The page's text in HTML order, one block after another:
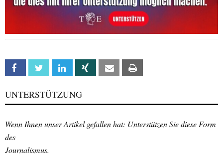
Facebook Twitter Linkedin Xing Email
UNTERSTÜTZUNG
Wenn Ihnen unser Artikel gefallen hat: Unterstützen Sie diese Form
des
Journalismus.